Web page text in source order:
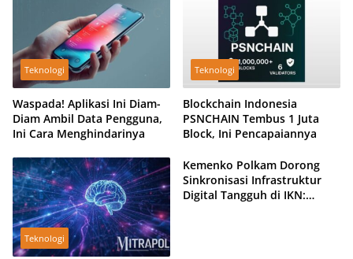
Teknologi
Waspada! Aplikasi Ini Diam-
Diam Ambil Data Pengguna,
Ini Cara Menghindarinya
Teknologi
Blockchain Indonesia
PSNCHAIN Tembus 1 Juta
Block, Ini Pencapaiannya
Teknologi
Kemenko Polkam Dorong
Sinkronisasi Infrastruktur
Digital Tangguh di IKN: